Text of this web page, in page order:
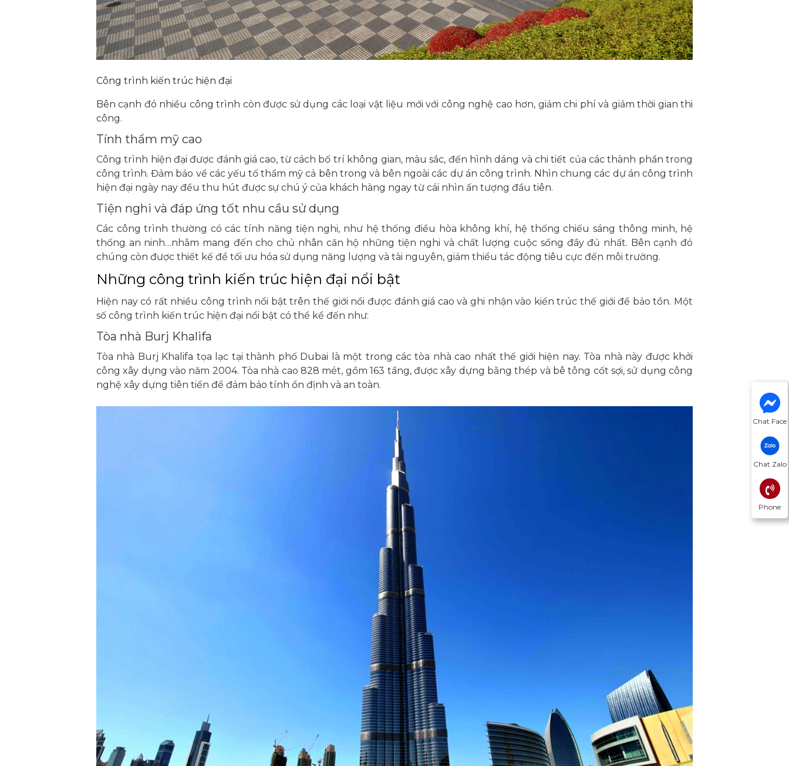
Chat Face
Chat Zalo
Phone
Công trình kiến trúc hiện đại
Bên cạnh đó nhiều công trình còn được sử dụng các loại vật liệu mới với công nghệ cao hơn, giảm chi phí và giảm thời gian thi
công.
Tính thẩm mỹ cao
Công trình hiện đại được đánh giá cao, từ cách bố trí không gian, màu sắc, đến hình dáng và chi tiết của các thành phần trong
công trình. Đảm bảo về các yếu tố thẩm mỹ cả bên trong và bên ngoài các dự án công trình. Nhìn chung các dự án công trình
hiện đại ngày nay đều thu hút được sự chú ý của khách hàng ngay từ cái nhìn ấn tượng đầu tiên.
Tiện nghi và đáp ứng tốt nhu cầu sử dụng
Các công trình thường có các tính năng tiện nghi, như hệ thống điều hòa không khí, hệ thống chiếu sáng thông minh, hệ
thống an ninh…nhằm mang đến cho chủ nhân căn hộ những tiện nghi và chất lượng cuộc sống đầy đủ nhất. Bên cạnh đó
chúng còn được thiết kế để tối ưu hóa sử dụng năng lượng và tài nguyên, giảm thiểu tác động tiêu cực đến môi trường.
Những công trình kiến trúc hiện đại nổi bật
Hiện nay có rất nhiều công trình nổi bật trên thế giới nổi được đánh giá cao và ghi nhận vào kiến trúc thế giới để bảo tồn. Một
số công trình kiến trúc hiện đại nổi bật có thể kể đến như:
Tòa nhà Burj Khalifa
Tòa nhà Burj Khalifa tọa lạc tại thành phố Dubai là một trong các tòa nhà cao nhất thế giới hiện nay. Tòa nhà này được khởi
công xây dựng vào năm 2004. Tòa nhà cao 828 mét, gồm 163 tầng, được xây dựng bằng thép và bê tông cốt sợi, sử dụng công
nghệ xây dựng tiên tiến để đảm bảo tính ổn định và an toàn.